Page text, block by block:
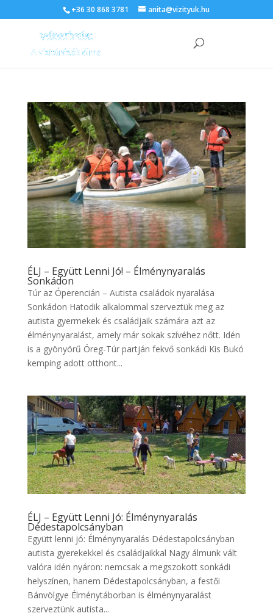
+36 30 868 3781 anita@vizityuk.hu
ÉLJ – Együtt Lenni Jó! – Élménynyaralás
Sonkádon
Túr az Óperencián – Autista családok nyaralása
Sonkádon Hatodik alkalommal szerveztük meg az
autista gyermekek és családjaik számára azt az
élménynyaralást, amely már sokak szívéhez nőtt. Idén
is a gyönyörű Öreg-Túr partján fekvő sonkádi Kis Bukó
kemping adott otthont...
ÉLJ – Együtt Lenni Jó: Élménynyaralás
Dédestapolcsányban
Együtt lenni jó: Élménynyaralás Dédestapolcsányban
autista gyerekekkel és családjaikkal Nagy álmunk vált
valóra idén nyáron: nemcsak a megszokott sonkádi
helyszínen, hanem Dédestapolcsányban, a festői
Bánvölgye Élménytáborban is élménynyaralást
szerveztünk autista...